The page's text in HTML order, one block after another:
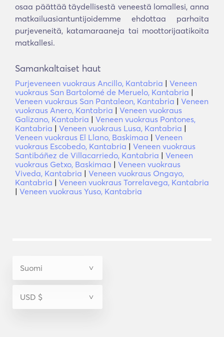
osaa päättää täydellisestä veneestä lomallesi, anna
matkailuasiantuntijoidemme ehdottaa parhaita
purjeveneitä, katamaraaneja tai moottorijaatikoita
matkallesi.
Samankaltaiset haut
Purjeveneen vuokraus Ancillo, Kantabria | Veneen
vuokraus San Bartolomé de Meruelo, Kantabria |
Veneen vuokraus San Pantaleon, Kantabria | Veneen
vuokraus Anero, Kantabria | Veneen vuokraus
Galizano, Kantabria | Veneen vuokraus Pontones,
Kantabria | Veneen vuokraus Lusa, Kantabria |
Veneen vuokraus El Llano, Baskimaa | Veneen
vuokraus Escobedo, Kantabria | Veneen vuokraus
Santibáñez de Villacarriedo, Kantabria | Veneen
vuokraus Getxo, Baskimaa | Veneen vuokraus
Viveda, Kantabria | Veneen vuokraus Ongayo,
Kantabria | Veneen vuokraus Torrelavega, Kantabria
| Veneen vuokraus Yuso, Kantabria